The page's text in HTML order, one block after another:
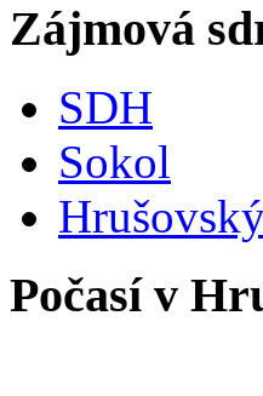
Zájmová
SDH
Sokol
Počasí v